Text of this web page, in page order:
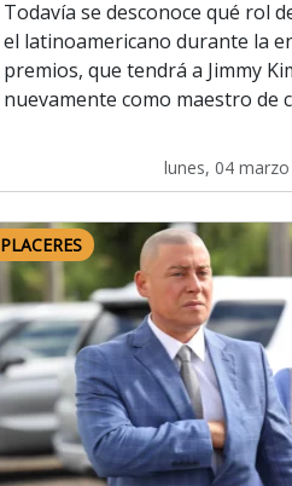
Todavía se desconoce qué rol
el latinoamericano durante la
premios, que tendrá a Jimmy
nuevamente como maestro de
lunes, 04
PLACERES